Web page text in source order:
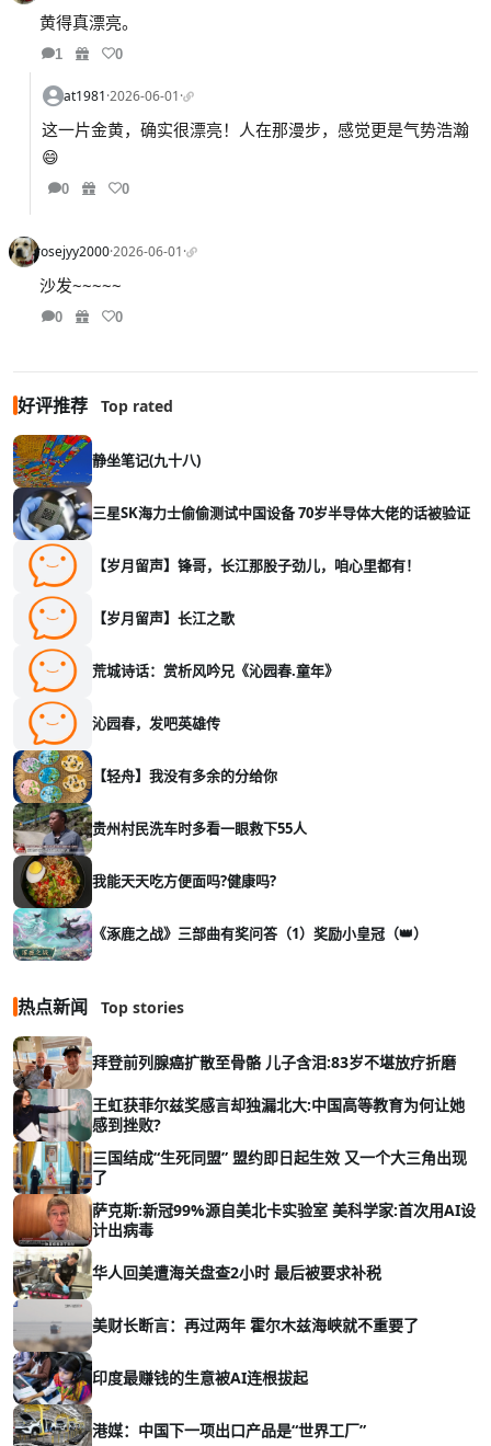
黄得真漂亮。
1 0
at1981·2026-06-01·
这一片金黄，确实很漂亮！人在那漫步，感觉更是气势浩瀚
😄
0 0
rosejyy2000·2026-06-01·
沙发~~~~~
0 0
好评推荐 Top rated
静坐笔记(九十八)
三星SK海力士偷偷测试中国设备 70岁半导体大佬的话被验证
【岁月留声】锋哥，长江那股子劲儿，咱心里都有！
【岁月留声】长江之歌
荒城诗话：赏析风吟兄《沁园春.童年》
沁园春，发吧英雄传
【轻舟】我没有多余的分给你
贵州村民洗车时多看一眼救下55人
我能天天吃方便面吗?健康吗?
《涿鹿之战》三部曲有奖问答（1）奖励小皇冠（👑）
热点新闻 Top stories
拜登前列腺癌扩散至骨骼 儿子含泪:83岁不堪放疗折磨
王虹获菲尔兹奖感言却独漏北大:中国高等教育为何让她
感到挫败?
三国结成“生死同盟” 盟约即日起生效 又一个大三角出现
了
萨克斯:新冠99%源自美北卡实验室 美科学家:首次用AI设
计出病毒
华人回美遭海关盘查2小时 最后被要求补税
美财长断言：再过两年 霍尔木兹海峡就不重要了
印度最赚钱的生意被AI连根拔起
港媒：中国下一项出口产品是“世界工厂”